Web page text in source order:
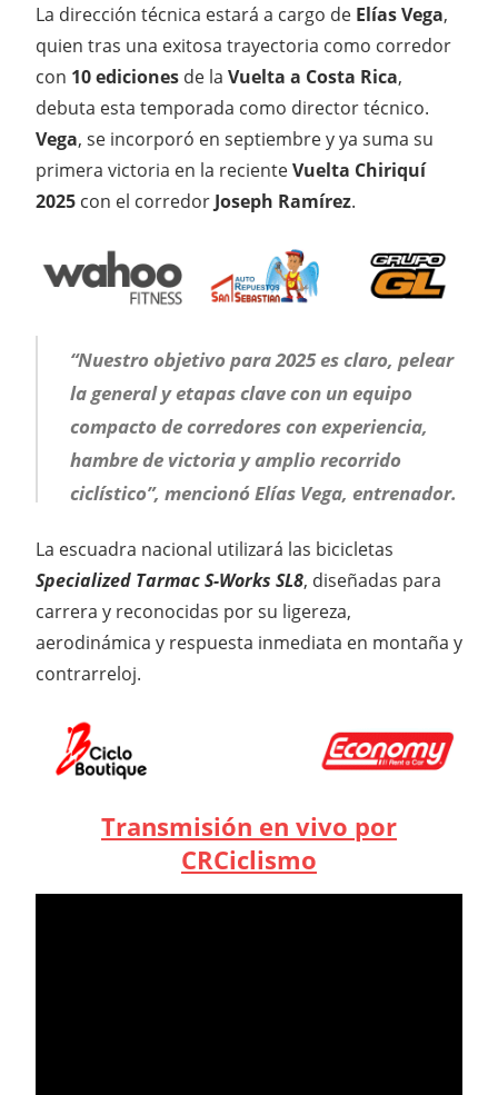
La dirección técnica estará a cargo de Elías Vega,
quien tras una exitosa trayectoria como corredor
con 10 ediciones de la Vuelta a Costa Rica,
debuta esta temporada como director técnico.
Vega, se incorporó en septiembre y ya suma su
primera victoria en la recienteVuelta Chiriquí
2025 con el corredor Joseph Ramírez.
“Nuestro objetivo para 2025 es claro, pelear
la general y etapas clave con un equipo
compacto de corredores con experiencia,
hambre de victoria y amplio recorrido
ciclístico”, mencionó Elías Vega, entrenador.
La escuadra nacional utilizará las bicicletas
Specialized Tarmac S-Works SL8, diseñadas para
carrera y reconocidas por su ligereza,
aerodinámica y respuesta inmediata en montaña y
contrarreloj.
Transmisión en vivo por
CRCiclismo